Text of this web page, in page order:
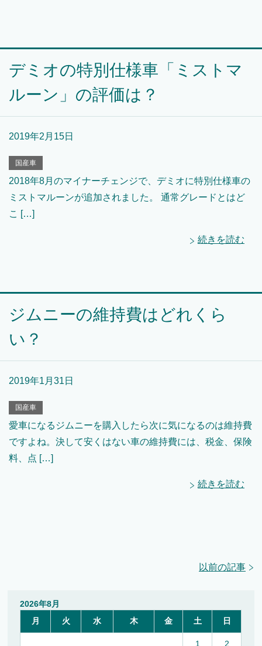
デミオの特別仕様車「ミストマ
ルーン」の評価は？
2019年2月15日
国産車
2018年8月のマイナーチェンジで、デミオに特別仕様車の
ミストマルーンが追加されました。 通常グレードとはど
こ […]
続きを読む
ジムニーの維持費はどれくら
い？
2019年1月31日
国産車
愛車になるジムニーを購入したら次に気になるのは維持費
ですよね。決して安くはない車の維持費には、税金、保険
料、点 […]
続きを読む
以前の記事
2026年8月
月
火 水 木 金 土 日
1 2